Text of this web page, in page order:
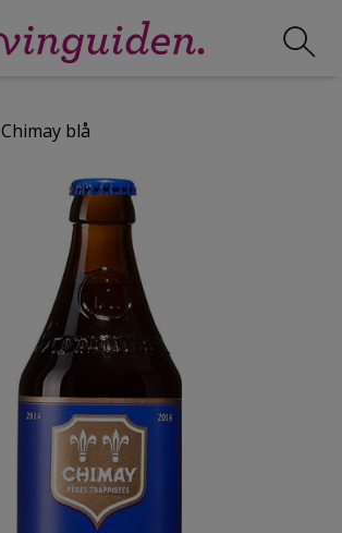
Chimay blå